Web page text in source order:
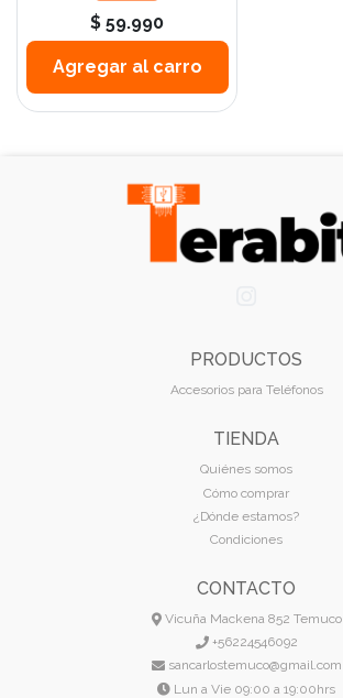
$ 59.990
Agregar al carro
PRODUCTOS
Accesorios para Teléfonos
TIENDA
Quiénes somos
Cómo comprar
¿Dónde estamos?
Condiciones
CONTACTO
Vicuña Mackena 852 Temuco
+56224546092
sancarlostemuco@gmail.com
Lun a Vie 09:00 a 19:00hrs